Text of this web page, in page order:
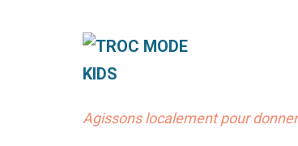
Agissons localement pour